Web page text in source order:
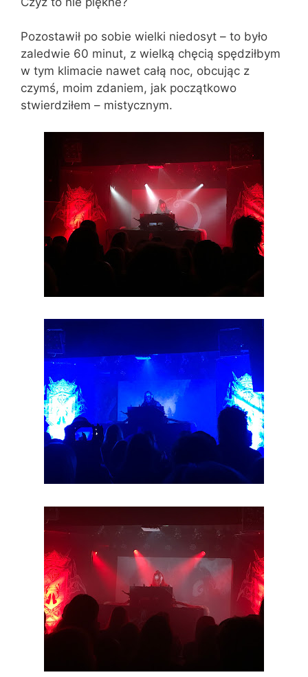
Pozostawił po sobie wielki niedosyt – to było
zaledwie 60 minut, z wielką chęcią spędziłbym
w tym klimacie nawet całą noc, obcując z
czymś, moim zdaniem, jak początkowo
stwierdziłem – mistycznym.